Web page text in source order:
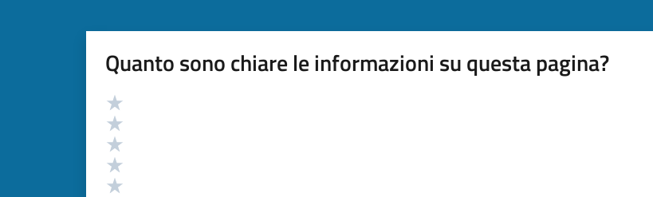
Quanto sono chiare le informazioni su questa pagina?
Valutazione